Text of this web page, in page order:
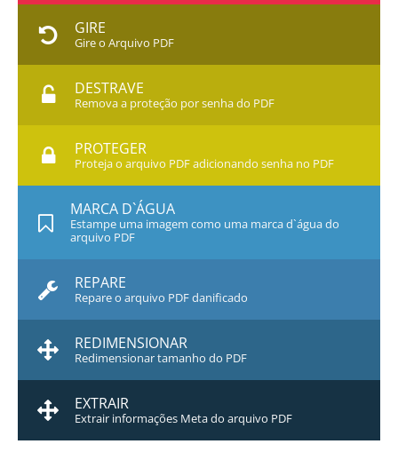
GIRE
Gire o Arquivo PDF
DESTRAVE
Remova a proteção por senha do PDF
PROTEGER
Proteja o arquivo PDF adicionando senha no PDF
MARCA D`ÁGUA
Estampe uma imagem como uma marca d`água do
arquivo PDF
REPARE
Repare o arquivo PDF danificado
REDIMENSIONAR
Redimensionar tamanho do PDF
EXTRAIR
Extrair informações Meta do arquivo PDF